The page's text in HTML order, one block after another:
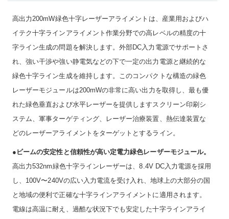
高出力200mW緑色十字レーザーアライメントは、産業用およびハ
イテク十字ラインアライメント作業分野での高レベルの精度の十
字ライン生成の問題を解決します。外部DC入力電源でサポートさ
れ、強い干渉や強い静電気などの下で一定の出力電源と継続的な
緑色十字ライン生成を維持します。このコンパクトな構造の緑色
レーザーモジュールは200mWの非常に高い出力を取得し、最も優
れた緑色垂直および水平レーザーを提供しますスクリーン印刷シ
ステム、軍事ターゲティング、レーザー治療装置、熱伝達装置な
どのレーザーアライメントをターゲットとするライン。
●ビームの安定性と信頼性が高い定電力緑色レーザーモジュール。
高出力532nm緑色十字ラインレーザーは、8.4V DC入力電源を採用
し、100V〜240Vの広い入力電流を受け入れ、地球上の大部分の国
と地域の便利で正確な十字ラインアライメントに適用されます。
電線は高温に耐え、過酷な状況下でも安定した十字ラインアライ